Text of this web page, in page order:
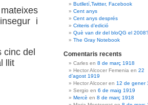
i
cinc del
llit
Butlletí,Twitter, Facebook
Cent anys
Cent anys després
Criteris d’edició
Què van dir del bloQG el
The Gray Notebook
Comentaris recents
Carles en 8 de març 1918
Hector Alcocer Femenia en 22
d’agost 1919
Hector Alcocer en 12 de gener
Sergio en 6 de maig 1919
Mercè en 8 de març 1918